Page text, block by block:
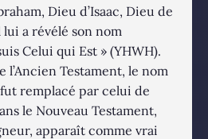
Dieu d’Isaac, Dieu de
lui a révélé son nom
Celui qui Est » (YHWH).
l’Ancien Testament, le nom
remplacé par celui de
le Nouveau Testament,
apparaît comme vrai